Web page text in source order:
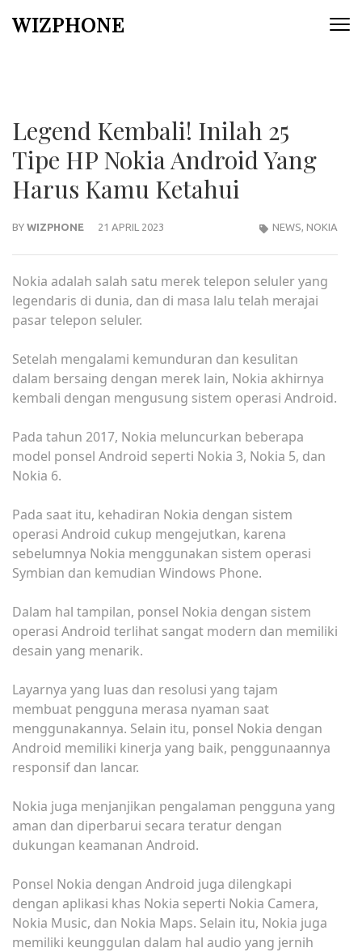
WIZPHONE
Legend Kembali! Inilah 25
Tipe HP Nokia Android Yang
Harus Kamu Ketahui
BY WIZPHONE 21 APRIL 2023 NEWS, NOKIA
Nokia adalah salah satu merek telepon seluler yang
legendaris di dunia, dan di masa lalu telah merajai
pasar telepon seluler.
Setelah mengalami kemunduran dan kesulitan
dalam bersaing dengan merek lain, Nokia akhirnya
kembali dengan mengusung sistem operasi Android.
Pada tahun 2017, Nokia meluncurkan beberapa
model ponsel Android seperti Nokia 3, Nokia 5, dan
Nokia 6.
Pada saat itu, kehadiran Nokia dengan sistem
operasi Android cukup mengejutkan, karena
sebelumnya Nokia menggunakan sistem operasi
Symbian dan kemudian Windows Phone.
Dalam hal tampilan, ponsel Nokia dengan sistem
operasi Android terlihat sangat modern dan memiliki
desain yang menarik.
Layarnya yang luas dan resolusi yang tajam
membuat pengguna merasa nyaman saat
menggunakannya. Selain itu, ponsel Nokia dengan
Android memiliki kinerja yang baik, penggunaannya
responsif dan lancar.
Nokia juga menjanjikan pengalaman pengguna yang
aman dan diperbarui secara teratur dengan
dukungan keamanan Android.
Ponsel Nokia dengan Android juga dilengkapi
dengan aplikasi khas Nokia seperti Nokia Camera,
Nokia Music, dan Nokia Maps. Selain itu, Nokia juga
memiliki keunggulan dalam hal audio yang jernih